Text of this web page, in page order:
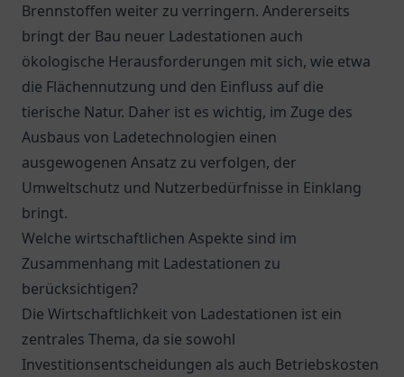
Brennstoffen weiter zu verringern. Andererseits
bringt der Bau neuer Ladestationen auch
ökologische Herausforderungen mit sich, wie etwa
die Flächennutzung und den Einfluss auf die
tierische Natur. Daher ist es wichtig, im Zuge des
Ausbaus von Ladetechnologien einen
ausgewogenen Ansatz zu verfolgen, der
Umweltschutz und Nutzerbedürfnisse in Einklang
bringt.
Welche wirtschaftlichen Aspekte sind im
Zusammenhang mit Ladestationen zu
berücksichtigen?
Die Wirtschaftlichkeit von Ladestationen ist ein
zentrales Thema, da sie sowohl
Investitionsentscheidungen als auch Betriebskosten